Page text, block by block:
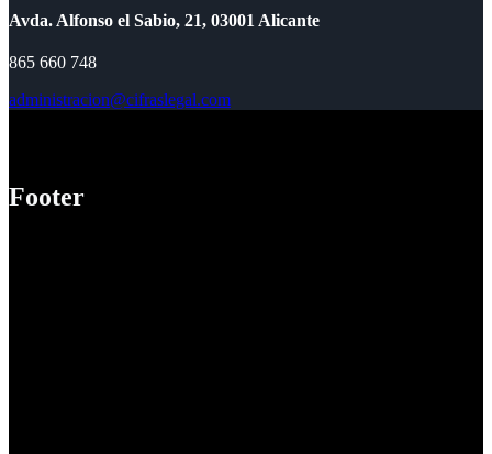
Avda. Alfonso el Sabio, 21, 03001 Alicante
865 660 748
administracion@cifraslegal.com
Footer